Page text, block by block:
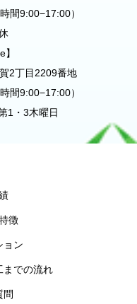
間9:00−17:00）
2丁目2209番地
間9:00−17:00）
・3木曜日
徴
ョン
までの流れ
問